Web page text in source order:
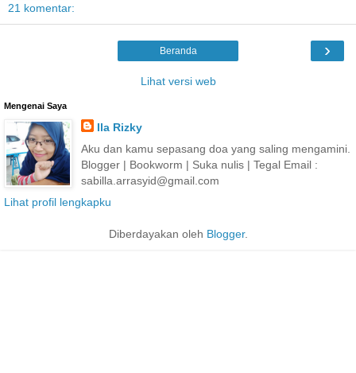
21 komentar:
›
Beranda
Lihat versi web
Mengenai Saya
Ila Rizky
Aku dan kamu sepasang doa yang saling mengamini.
Blogger | Bookworm | Suka nulis | Tegal Email :
sabilla.arrasyid@gmail.com
Lihat profil lengkapku
Diberdayakan oleh Blogger.